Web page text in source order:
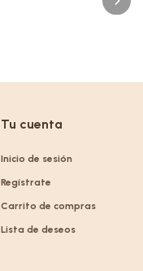
Tu cuenta
Inicio de sesión
Regístrate
Carrito de compras
Lista de deseos